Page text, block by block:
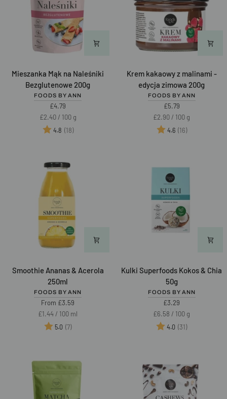
Mieszanka
Naleśniki
Bezglutenowe
Mieszanka Mąk na Naleśniki
Bezglutenowe 200g
FOODS BY ANN
£4.79
Unit
price
£2.40 /per
100 g
Ocena:
4.8 (18)na 5 gwiazdek
Krem
kakaowy
malinami
Krem kakaowy z malinami -
edycja zimowa 200g
FOODS BY ANN
£5.79
Unit
price
£2.90 / per
100 g
Ocena:
4.6 (16)na 5
Smoothie
Smoothie Ananas & Acerola
250ml
FOODS BY ANN
From £3.59
Unit
price
£1.44/ per
100 ml
Ocena:
5.0 (7)na 5 gwiazdek
Kulki
Superfoods
Kulki Superfoods Kokos & Chia
50g
FOODS BY ANN
£3.29
Unit
price
£6.58/ per
100 g
Ocena:
4.0 (31)na 5